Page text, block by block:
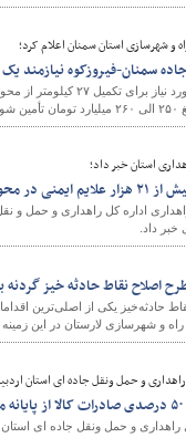
و شهرسازی استان سمنان اعلام کرد؛
فیروزکوه نیازمند یک هزار و ۳۰۰ میلیارد تومان
استان خبر داد؛
مواصلاتی فارس
اصلاح نقاط حادثه خیز گردنه
حادثه‌خیز یکی از اصلی‌ترین
و شهرسازی لارستان در این
و حمل ونقل جاده ای استان
و حمل ونقل جاده ای استان اردبیل از افزایش ۵۰ صادرات کالا از